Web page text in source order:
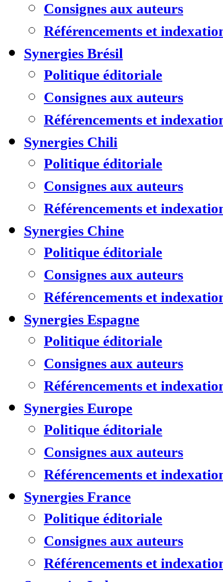
Consignes aux auteurs
Référencements et
Synergies Brésil
Politique éditoriale
Consignes aux auteurs
Référencements et
Synergies Chili
Politique éditoriale
Consignes aux auteurs
Référencements et
Synergies Chine
Politique éditoriale
Consignes aux auteurs
Référencements et
Synergies Espagne
Politique éditoriale
Consignes aux auteurs
Référencements et
Synergies Europe
Politique éditoriale
Consignes aux auteurs
Référencements et
Synergies France
Politique éditoriale
Consignes aux auteurs
Référencements et